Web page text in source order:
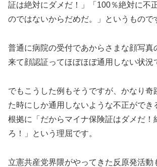
証は絶対にダメだ！」「100％絶対に不
のではないからだめだ。」というもので
普通に病院の受付であからさまな顔写真
来て顔認証ってほぼほぼ通用しない状況
でもこうした例もそうですが、かなり奇
た時にしか通用しないような不正ができ
根拠に「だからマイナ保険証はダメだ！
ろ！」という理屈です。
立憲共産党界隈がやってきた反原発活動